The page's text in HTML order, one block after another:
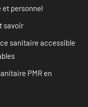
personnel
savoir
sanitaire accessible
PMR en